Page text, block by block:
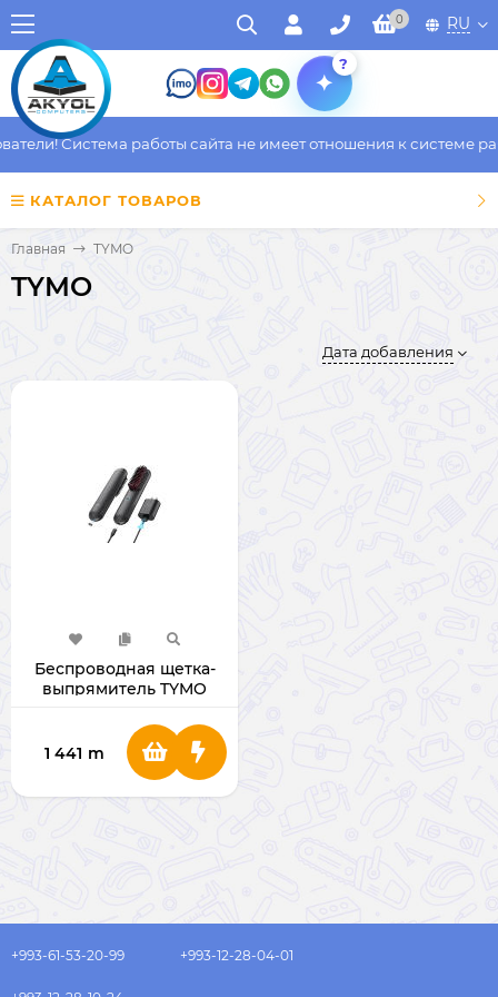
0 RU
?
Система работы сайта не имеет отношения к системе
КАТАЛОГ ТОВАРОВ
Главная TYMO
TYMO
Дата добавления
Беспроводная щетка-
выпрямитель TYMO
1 441 m
+993-61-53-20-99 +993-12-28-04-01